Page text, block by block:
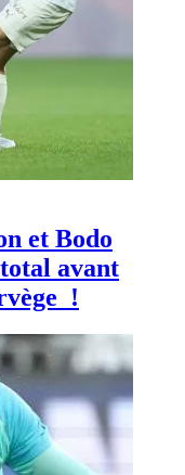
et Bodo
avant
!